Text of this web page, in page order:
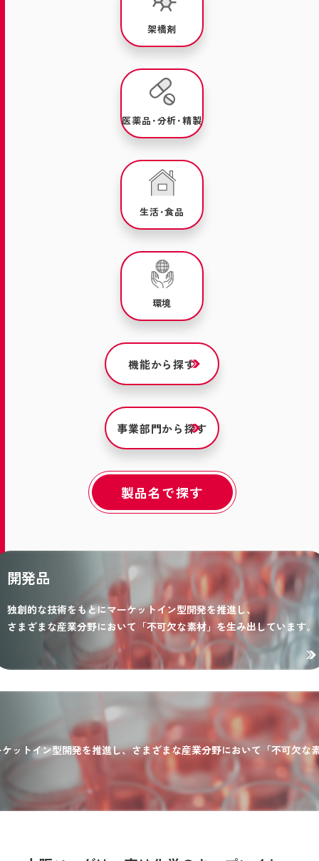
架橋剤
医薬品･分析･精製
生活･食品
環境
機能から探す
事業部門から探す
製品名で探す
開発品
独創的な技術をもとにマーケットイン型開発を推進し、
さまざまな産業分野において「不可欠な素材」を生み出しています。
ットイン型開発を推進し、さまざまな産業分野において「不可欠な